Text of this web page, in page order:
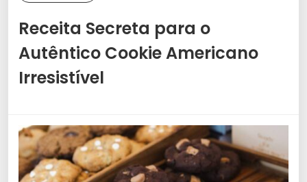
Receita Secreta para o
Autêntico Cookie Americano
Irresistível